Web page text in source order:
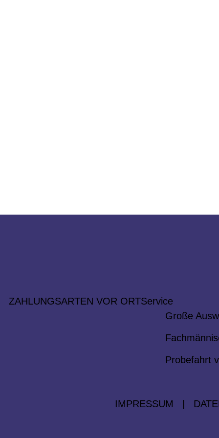
ZAHLUNGSARTEN VOR ORTService
Große
Probefahrt
IMPRESSUM